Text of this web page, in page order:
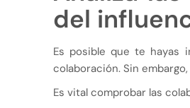
del
Es posible que te hayas
colaboración. Sin
Es vital comprobar las